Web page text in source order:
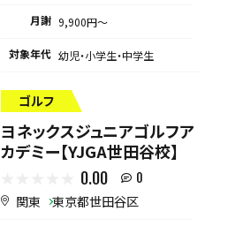
月謝 9,900円〜
対象年代 幼児・小学生・中学生
ゴルフ
ヨネックスジュニアゴルフア
カデミー【YJGA世田谷校】
0.00 0
関東 東京都世田谷区